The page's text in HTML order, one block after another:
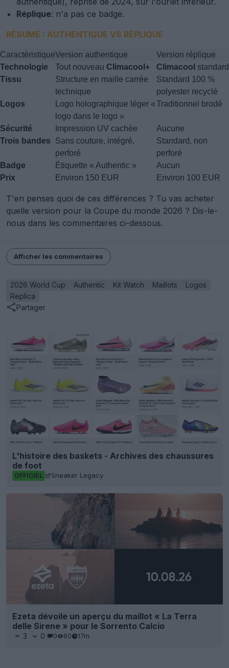
Réplique: n'a pas ce badge.
RÉSUMÉ : AUTHENTIQUE VS RÉPLIQUE
CaractéristiqueVersion authentique
Version réplique
Technologie
Tout nouveau Climacool+ Climacool standard
Tissu
Structure en maille carrée
technique
Standard 100 %
polyester recyclé
Logos
Logo holographique léger «
logo dans le logo »
Traditionnel brodé
Sécurité Impression UV cachée
Aucune
Trois bandes
Sans couture, intégré,
perforé
Standard, non
perforé
Badge
Étiquette « Authentic »
Aucun
Prix
Environ 150 EUR Environ 100 EUR
T'en penses quoi de ces différences ? Tu vas acheter
quelle version pour la Coupe du monde 2026 ? Dis-le-
nous dans les commentaires ci-dessous.
Afficher les commentaires
2026 World Cup Authentic Kit Watch Maillots
Logos
Replica
Partager
L'histoire des baskets - Archives des chaussures
de foot
OFFICIEL Sneaker Legacy
Ezeta dévoile un aperçu du maillot « La Terra
delle Sirene » pour le Sorrento Calcio
3 0 0 60 17m